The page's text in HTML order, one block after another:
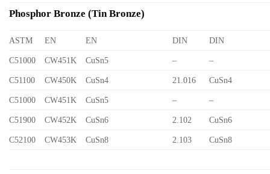
Phosphor Bronze (Tin Bronze)
ASTM EN EN DIN DIN
C51000 CW451K CuSn5 – –
C51100 CW450K CuSn4 21.016 CuSn4
C51000 CW451K CuSn5 – –
C51900 CW452K CuSn6 2.102 CuSn6
C52100 CW453K CuSn8 2.103 CuSn8